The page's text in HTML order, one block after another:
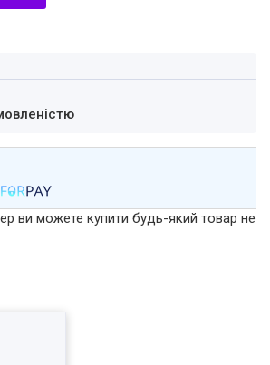
ви можете купити будь-який товар не